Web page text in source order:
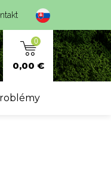
0
0,00 €